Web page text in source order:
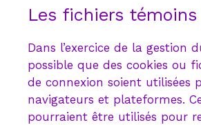
Les fichiers témoins
Dans l’exercice de la gestion
possible que des cookies ou
de connexion soient utilisées
navigateurs et plateformes.
pourraient être utilisés pour